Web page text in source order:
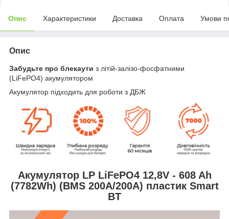
Опис Характеристики Доставка Оплата Умови
Опис
Забудьте про блекаути з літій-залізо-фосфатними
(LiFePO4) акумулятором
Акумулятор підходить для роботи з ДБЖ
Акумулятор LP LiFePO4 12,8V - 608 Ah
(7782Wh) (BMS 200A/200А) пластик Smart
BT